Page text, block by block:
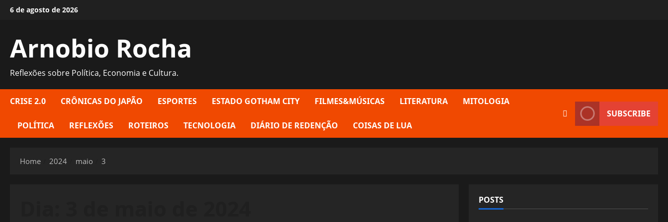
Skip6 de agosto de 2026
Arnobio Rocha
Reflexões sobre Política, Economia e Cultura.
CRISE 2.0 CRÔNICAS DO JAPÃO ESPORTES ESTADO GOTHAM CITY FILMES&MÚSICAS LITERATURA MITOLOGIA
POLÍTICA REFLEXÕES ROTEIROS TECNOLOGIA DIÁRIO DE REDENÇÃO COISAS DE LUA
SUBSCRIBE
Home 2024 maio 3
POSTS